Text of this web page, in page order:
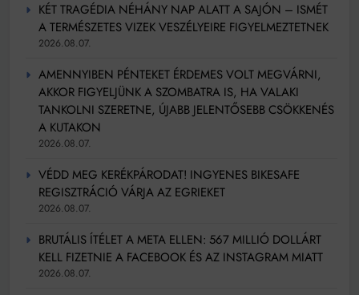
KÉT TRAGÉDIA NÉHÁNY NAP ALATT A SAJÓN – ISMÉT
A TERMÉSZETES VIZEK VESZÉLYEIRE FIGYELMEZTETNEK
2026.08.07.
AMENNYIBEN PÉNTEKET ÉRDEMES VOLT MEGVÁRNI,
AKKOR FIGYELJÜNK A SZOMBATRA IS, HA VALAKI
TANKOLNI SZERETNE, ÚJABB JELENTŐSEBB CSÖKKENÉS
A KUTAKON
2026.08.07.
VÉDD MEG KERÉKPÁRODAT! INGYENES BIKESAFE
REGISZTRÁCIÓ VÁRJA AZ EGRIEKET
2026.08.07.
BRUTÁLIS ÍTÉLET A META ELLEN: 567 MILLIÓ DOLLÁRT
KELL FIZETNIE A FACEBOOK ÉS AZ INSTAGRAM MIATT
2026.08.07.